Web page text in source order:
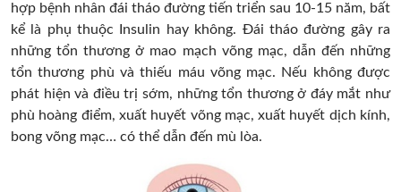
hợp bệnh nhân đái tháo đường tiến triển sau 10-15 năm, bất
kể là phụ thuộc Insulin hay không. Đái tháo đường gây ra
những tổn thương ở mao mạch võng mạc, dẫn đến những
tổn thương phù và thiếu máu võng mạc. Nếu không được
phát hiện và điều trị sớm, những tổn thương ở đáy mắt như
phù hoàng điểm, xuất huyết võng mạc, xuất huyết dịch kính,
bong võng mạc… có thể dẫn đến mù lòa.